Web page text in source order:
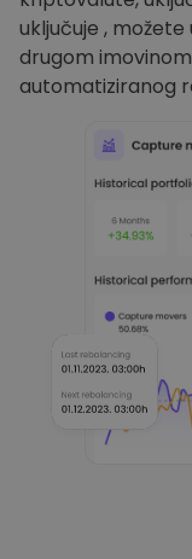
uključuje ,
drugom
automatiziranog